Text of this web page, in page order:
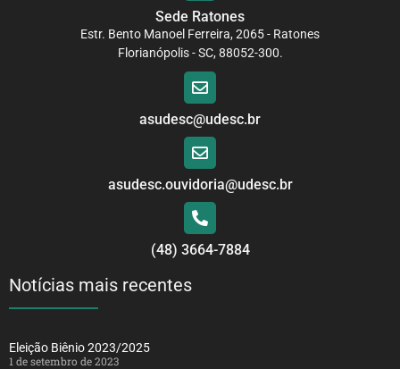
Sede Ratones
Estr. Bento Manoel Ferreira, 2065 - Ratones
Florianópolis - SC, 88052-300.
asudesc@udesc.br
asudesc.ouvidoria@udesc.br
(48) 3664-7884
Notícias mais recentes
Eleição Biênio 2023/2025
1 de setembro de 2023